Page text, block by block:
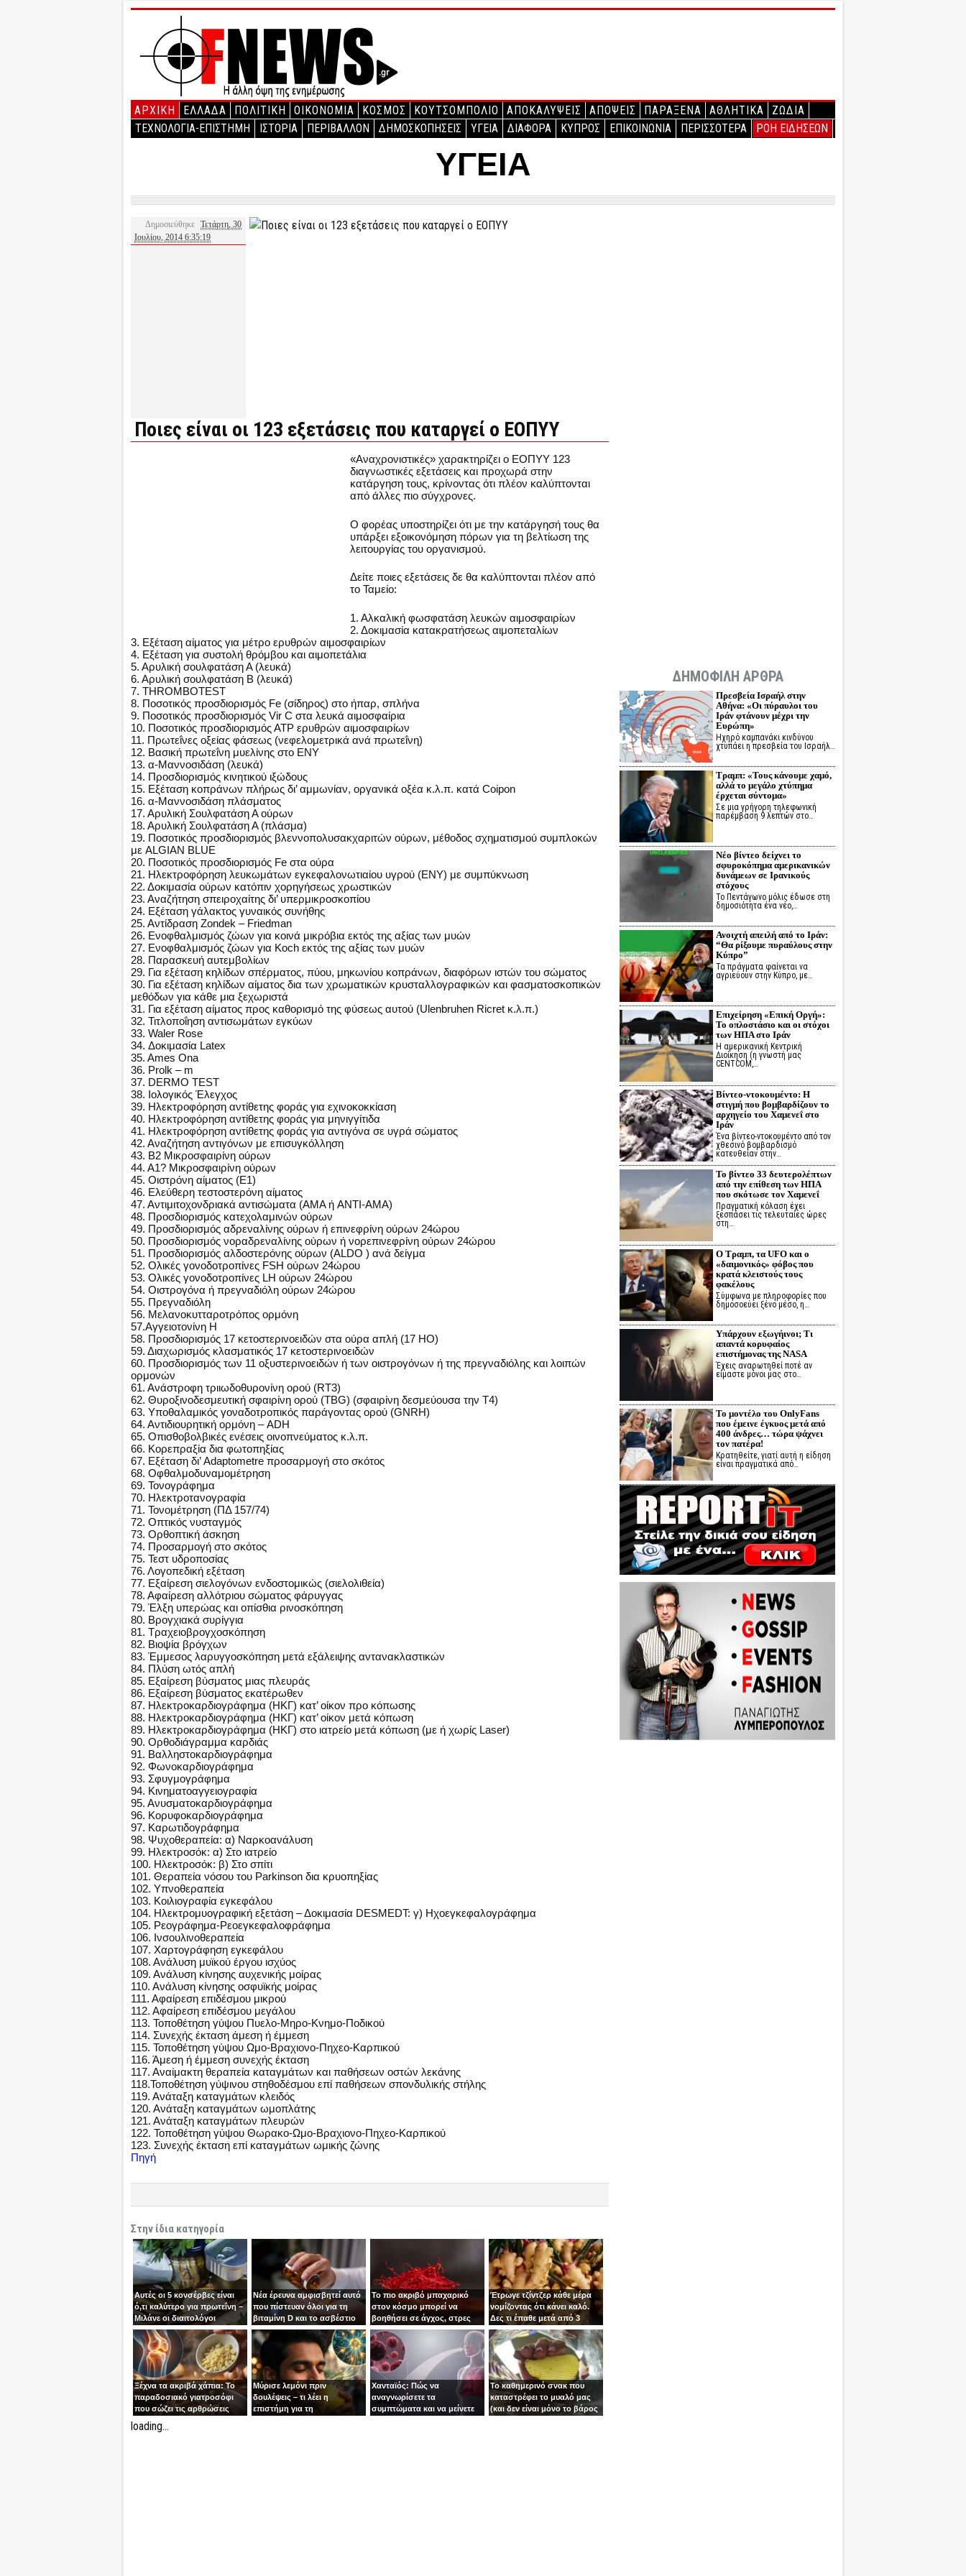
ΑΡΧΙΚΉ ΕΛΛΑΔΑ ΠΟΛΙΤΙΚΗ ΟΙΚΟΝΟΜΙΑ ΚΟΣΜΟΣ ΚΟΥΤΣΟΜΠΟΛΙΟ ΑΠΟΚΑΛΥΨΕΙΣ ΑΠΟΨΕΙΣ ΠΑΡΑΞΕΝΑ ΑΘΛΗΤΙΚΑ
ΖΩΔΙΑ
ΤΕΧΝΟΛΟΓΙΑ-ΕΠΙΣΤΗΜΗ
ΙΣΤΟΡΙΑ ΠΕΡΙΒΑΛΛΟΝ ΔΗΜΟΣΚΟΠΗΣΕΙΣ ΥΓΕΙΑ ΔΙΑΦΟΡΑ ΚΥΠΡΟΣ ΕΠΙΚΟΙΝΩΝΙΑ ΠΕΡΙΣΣΟΤΕΡΑ ΡΟΗ ΕΙΔΗΣΕΩΝ
ΥΓΕΙΑ
Δημοσιεύθηκε Τετάρτη, 30
Ιουλίου, 2014 6:35:19
Ποιες είναι οι 123 εξετάσεις που καταργεί ο ΕΟΠΥΥ
«Αναχρονιστικές» χαρακτηρίζει ο ΕΟΠΥΥ 123
διαγνωστικές εξετάσεις και προχωρά στην
κατάργηση τους, κρίνοντας ότι πλέον καλύπτονται
από άλλες πιο σύγχρονες.
Ο φορέας υποστηρίζει ότι με την κατάργησή τους θα
υπάρξει εξοικονόμηση πόρων για τη βελτίωση της
λειτουργίας του οργανισμού.
Δείτε ποιες εξετάσεις δε θα καλύπτονται πλέον από
το Ταμείο:
1. Αλκαλική φωσφατάση λευκών αιμοσφαιρίων
2. Δοκιμασία κατακρατήσεως αιμοπεταλίων
3. Εξέταση αίματος για μέτρο ερυθρών αιμοσφαιρίων
4. Εξέταση για συστολή θρόμβου και αιμοπετάλια
5. Αρυλική σουλφατάση Α (λευκά)
6. Αρυλική σουλφατάση Β (λευκά)
7. THROMBOTEST
8. Ποσοτικός προσδιορισμός Fe (σίδηρος) στο ήπαρ, σπλήνα
9. Ποσοτικός προσδιορισμός Vir C στα λευκά αιμοσφαίρια
10. Ποσοτικός προσδιορισμός ΑΤΡ ερυθρών αιμοσφαιρίων
11. Πρωτεΐνες οξείας φάσεως (νεφελομετρικά ανά πρωτεΐνη)
12. Βασική πρωτεΐνη μυελίνης στο ΕΝΥ
13. α-Μαννοσιδάση (λευκά)
14. Προσδιορισμός κινητικού ιξώδους
15. Εξέταση κοπράνων πλήρως δι’ αμμωνίαν, οργανικά οξέα κ.λ.π. κατά Coipon
16. α-Mαννοσιδάση πλάσματος
17. Αρυλική Σουλφατάση Α ούρων
18. Αρυλική Σουλφατάση Α (πλάσμα)
19. Ποσοτικός προσδιορισμός βλεννοπολυσακχαριτών ούρων, μέθοδος σχηματισμού συμπλοκών
με ALGIAN BLUE
20. Ποσοτικός προσδιορισμός Fe στα ούρα
21. Ηλεκτροφόρηση λευκωμάτων εγκεφαλονωτιαίου υγρού (ENY) με συμπύκνωση
22. Δοκιμασία ούρων κατόπιν χορηγήσεως χρωστικών
23. Αναζήτηση σπειροχαίτης δι’ υπερμικροσκοπίου
24. Εξέταση γάλακτος γυναικός συνήθης
25. Αντίδραση Zondek – Friedman
26. Ενοφθαλμισμός ζώων για κοινά μικρόβια εκτός της αξίας των μυών
27. Ενοφθαλμισμός ζώων για Koch εκτός της αξίας των μυών
28. Παρασκευή αυτεμβολίων
29. Για εξέταση κηλίδων σπέρματος, πύου, μηκωνίου κοπράνων, διαφόρων ιστών του σώματος
30. Για εξέταση κηλίδων αίματος δια των χρωματικών κρυσταλλογραφικών και φασματοσκοπικών
μεθόδων για κάθε μια ξεχωριστά
31. Για εξέταση αίματος προς καθορισμό της φύσεως αυτού (Ulenbruhen Ricret κ.λ.π.)
32. Τιτλοποΐηση αντισωμάτων εγκύων
33. Waler Rose
34. Δοκιμασία Latex
35. Ames Ona
36. Prolk – m
37. DERMO TEST
38. Ιολογικός Έλεγχος
39. Ηλεκτροφόρηση αντίθετης φοράς για εχινοκοκκίαση
40. Ηλεκτροφόρηση αντίθετης φοράς για μηνιγγίτιδα
41. Ηλεκτροφόρηση αντίθετης φοράς για αντιγόνα σε υγρά σώματος
42. Αναζήτηση αντιγόνων με επισυγκόλληση
43. Β2 Μικροσφαιρίνη ούρων
44. Α1? Μικροσφαιρίνη ούρων
45. Οιστρόνη αίματος (E1)
46. Ελεύθερη τεστοστερόνη αίματος
47. Αντιμιτοχονδριακά αντισώματα (AMA ή ANTI-AMA)
48. Προσδιορισμός κατεχολαμινών ούρων
49. Προσδιορισμός αδρεναλίνης ούρων ή επινεφρίνη ούρων 24ώρου
50. Προσδιορισμός νοραδρεναλίνης ούρων ή νορεπινεφρίνη ούρων 24ώρου
51. Προσδιορισμός αλδοστερόνης ούρων (ALDO ) ανά δείγμα
52. Ολικές γονοδοτροπίνες FSH ούρων 24ώρου
53. Ολικές γονοδοτροπίνες LH ούρων 24ώρου
54. Οιστρογόνα ή πρεγναδιόλη ούρων 24ώρου
55. Πρεγναδιόλη
56. Μελανοκυτταροτρόπος ορμόνη
57.Αγγειοτονίνη Η
58. Προσδιορισμός 17 κετοστερινοειδών στα ούρα απλή (17 HO)
59. Διαχωρισμός κλασματικός 17 κετοστερινοειδών
60. Προσδιορισμός των 11 οξυστερινοειδών ή των οιστρογόνων ή της πρεγναδιόλης και λοιπών
ορμονών
61. Ανάστροφη τριιωδοθυρονίνη ορού (RT3)
62. Θυροξινοδεσμευτική σφαιρίνη ορού (TBG) (σφαιρίνη δεσμεύουσα την Τ4)
63. Υποθαλαμικός γοναδοτροπικός παράγοντας ορού (GNRH)
64. Αντιδιουρητική ορμόνη – ADH
65. Οπισθοβολβικές ενέσεις οινοπνεύματος κ.λ.π.
66. Κορεπραξία δια φωτοπηξίας
67. Εξέταση δι’ Adaptometre προσαρμογή στο σκότος
68. Οφθαλμοδυναμομέτρηση
69. Τονογράφημα
70. Ηλεκτροτανογραφία
71. Τονομέτρηση (ΠΔ 157/74)
72. Οπτικός νυσταγμός
73. Ορθοπτική άσκηση
74. Προσαρμογή στο σκότος
75. Τεστ υδροποσίας
76. Λογοπεδική εξέταση
77. Εξαίρεση σιελογόνων ενδοστομικώς (σιελολιθεία)
78. Αφαίρεση αλλότριου σώματος φάρυγγας
79. Έλξη υπερώας και οπίσθια ρινοσκόπηση
80. Βρογχιακά συρίγγια
81. Τραχειοβρογχοσκόπηση
82. Βιοψία βρόγχων
83. Έμμεσος λαρυγγοσκόπηση μετά εξάλειψης αντανακλαστικών
84. Πλύση ωτός απλή
85. Εξαίρεση βύσματος μιας πλευράς
86. Εξαίρεση βύσματος εκατέρωθεν
87. Ηλεκτροκαρδιογράφημα (ΗΚΓ) κατ’ οίκον προ κόπωσης
88. Ηλεκτροκαρδιογράφημα (ΗΚΓ) κατ’ οίκον μετά κόπωση
89. Ηλεκτροκαρδιογράφημα (ΗΚΓ) στο ιατρείο μετά κόπωση (με ή χωρίς Laser)
90. Ορθοδιάγραμμα καρδιάς
91. Βαλληστοκαρδιογράφημα
92. Φωνοκαρδιογράφημα
93. Σφυγμογράφημα
94. Κινηματοαγγειογραφία
95. Ανυσματοκαρδιογράφημα
96. Κορυφοκαρδιογράφημα
97. Καρωτιδογράφημα
98. Ψυχοθεραπεία: α) Ναρκοανάλυση
99. Ηλεκτροσόκ: α) Στο ιατρείο
100. Ηλεκτροσόκ: β) Στο σπίτι
101. Θεραπεία νόσου του Parkinson δια κρυοπηξίας
102. Υπνοθεραπεία
103. Κοιλιογραφία εγκεφάλου
104. Ηλεκτρομυογραφική εξετάση – Δοκιμασία DESMEDT: γ) Ηχοεγκεφαλογράφημα
105. Ρεογράφημα-Ρεοεγκεφαλοφράφημα
106. Ινσουλινοθεραπεία
107. Χαρτογράφηση εγκεφάλου
108. Ανάλυση μυϊκού έργου ισχύος
109. Ανάλυση κίνησης αυχενικής μοίρας
110. Ανάλυση κίνησης οσφυϊκής μοίρας
111. Αφαίρεση επιδέσμου μικρού
112. Αφαίρεση επιδέσμου μεγάλου
113. Τοποθέτηση γύψου Πυελο-Μηρο-Κνημο-Ποδικού
114. Συνεχής έκταση άμεση ή έμμεση
115. Τοποθέτηση γύψου Ωμο-Βραχιονο-Πηχεο-Καρπικού
116. Άμεση ή έμμεση συνεχής έκταση
117. Αναίμακτη θεραπεία καταγμάτων και παθήσεων οστών λεκάνης
118.Τοποθέτηση γύψινου στηθοδέσμου επί παθήσεων σπονδυλικής στήλης
119. Ανάταξη καταγμάτων κλειδός
120. Ανάταξη καταγμάτων ωμοπλάτης
121. Ανάταξη καταγμάτων πλευρών
122. Τοποθέτηση γύψου Θωρακο-Ωμο-Βραχιονο-Πηχεο-Καρπικού
123. Συνεχής έκταση επί καταγμάτων ωμικής ζώνης
Πηγή
Στην ίδια κατηγορία
Αυτές οι 5 κονσέρβες είναι
ό,τι καλύτερο για πρωτεΐνη –
Μιλάνε οι διαιτολόγοι
Νέα έρευνα αμφισβητεί αυτό
που πίστευαν όλοι για τη
βιταμίνη D και το ασβέστιο
Το πιο ακριβό μπαχαρικό
στον κόσμο μπορεί να
βοηθήσει σε άγχος, στρες
και κατάθλιψη
Έτρωγε τζίντζερ κάθε μέρα
νομίζοντας ότι κάνει καλό.
Δες τι έπαθε μετά από 3
μήνες!
Ξέχνα τα ακριβά χάπια: Το
παραδοσιακό γιατροσόφι
που σώζει τις αρθρώσεις
Μύρισε λεμόνι πριν
δουλέψεις – τι λέει η
επιστήμη για τη
Χανταϊός: Πώς να
αναγνωρίσετε τα
συμπτώματα και να μείνετε
Το καθημερινό σνακ που
καταστρέφει το μυαλό μας
(και δεν είναι μόνο το βάρος
loading...
ΔΗΜΟΦΙΛΗ ΑΡΘΡΑ
Πρεσβεία Ισραήλ στην
Αθήνα: «Οι πύραυλοι του
Ιράν φτάνουν μέχρι την
Ευρώπη»
Ηχηρό καμπανάκι κινδύνου
χτυπάει η πρεσβεία του Ισραήλ…
Τραμπ: «Τους κάνουμε χαμό,
αλλά το μεγάλο χτύπημα
έρχεται σύντομα»
Σε μια γρήγορη τηλεφωνική
παρέμβαση 9 λεπτών στο…
Νέο βίντεο δείχνει το
σφυροκόπημα αμερικανικών
δυνάμεων σε Ιρανικούς
στόχους
Το Πεντάγωνο μόλις έδωσε στη
δημοσιότητα ένα νέο,…
Ανοιχτή απειλή από το Ιράν:
“Θα ρίξουμε πυραύλους στην
Κύπρο”
Τα πράγματα φαίνεται να
αγριεύουν στην Κύπρο, με…
Επιχείρηση «Επική Οργή»:
Το οπλοστάσιο και οι στόχοι
των ΗΠΑ στο Ιράν
Η αμερικανική Κεντρική
Διοίκηση (η γνωστή μας
CENTCOM,…
Βίντεο-ντοκουμέντο: Η
στιγμή που βομβαρδίζουν το
αρχηγείο του Χαμενεΐ στο
Ιράν
Ένα βίντεο-ντοκουμέντο από τον
χθεσινό βομβαρδισμό
κατευθείαν στην…
Το βίντεο 33 δευτερολέπτων
από την επίθεση των ΗΠΑ
που σκότωσε τον Χαμενεΐ
Πραγματική κόλαση έχει
ξεσπάσει τις τελευταίες ώρες
στη…
Ο Τραμπ, τα UFO και ο
«δαιμονικός» φόβος που
κρατά κλειστούς τους
φακέλους
Σύμφωνα με πληροφορίες που
δημοσοεύει ξένο μέσο, η…
Υπάρχουν εξωγήινοι; Τι
απαντά κορυφαίος
επιστήμονας της NASA
Έχεις αναρωτηθεί ποτέ αν
είμαστε μόνοι μας στο…
Το μοντέλο του OnlyFans
που έμεινε έγκυος μετά από
400 άνδρες… τώρα ψάχνει
τον πατέρα!
Κρατηθείτε, γιατί αυτή η είδηση
είναι πραγματικά από…